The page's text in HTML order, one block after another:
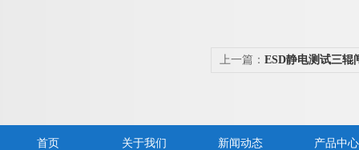
上一篇： ESD静电测试三辊
首页 关于我们 新闻动态
产品中心